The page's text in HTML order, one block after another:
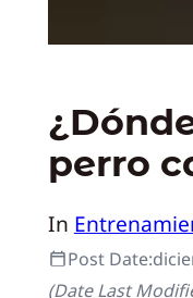
perro
In
Post Date:
(Date Last